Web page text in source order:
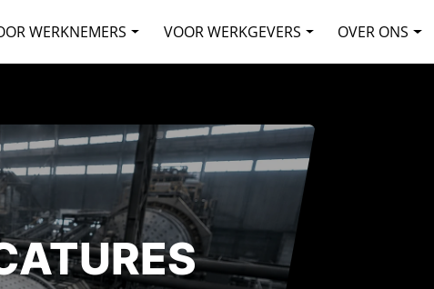
WERKNEMERS VOOR WERKGEVERS OVER ONS